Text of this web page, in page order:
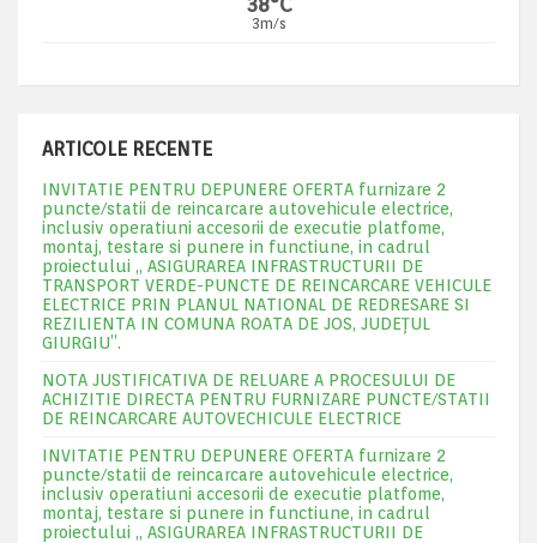
3m/s
ARTICOLE RECENTE
INVITATIE PENTRU DEPUNERE OFERTA furnizare 2
puncte/statii de reincarcare autovehicule electrice,
inclusiv operatiuni accesorii de executie platfome,
montaj, testare si punere in functiune, in cadrul
proiectului „ ASIGURAREA INFRASTRUCTURII DE
TRANSPORT VERDE-PUNCTE DE REINCARCARE VEHICULE
ELECTRICE PRIN PLANUL NATIONAL DE REDRESARE SI
REZILIENTA IN COMUNA ROATA DE JOS, JUDEŢUL
GIURGIU”.
NOTA JUSTIFICATIVA DE RELUARE A PROCESULUI DE
ACHIZITIE DIRECTA PENTRU FURNIZARE PUNCTE/STATII
DE REINCARCARE AUTOVECHICULE ELECTRICE
INVITATIE PENTRU DEPUNERE OFERTA furnizare 2
puncte/statii de reincarcare autovehicule electrice,
inclusiv operatiuni accesorii de executie platfome,
montaj, testare si punere in functiune, in cadrul
proiectului „ ASIGURAREA INFRASTRUCTURII DE